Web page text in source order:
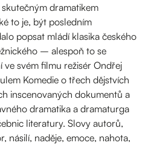
dramatikem
to je, být posledním
popsat mládí klasika českého
– alespoň to se
svém filmu režisér Ondřej
Komedie o třech dějstvích
inscenovaných dokumentů a
dramatika a dramaturga
literatury. Slovy autorů,
násilí, naděje, emoce, nahota,